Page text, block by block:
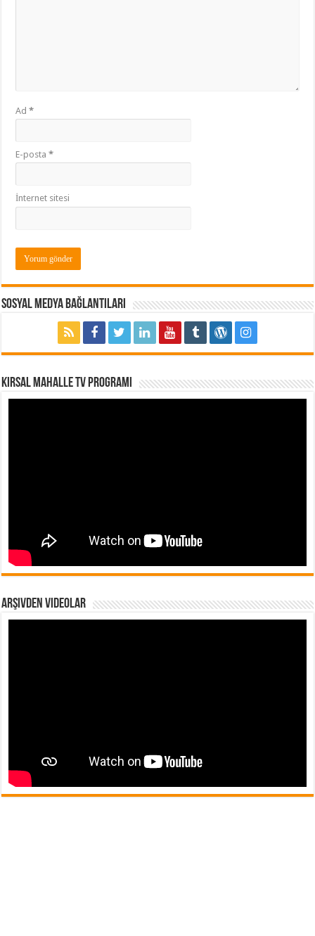
Ad*
E-posta*
İnternet sitesi
Sosyal Medya Bağlantıları
Kırsal Mahalle TV Programı
Arşivden Videolar